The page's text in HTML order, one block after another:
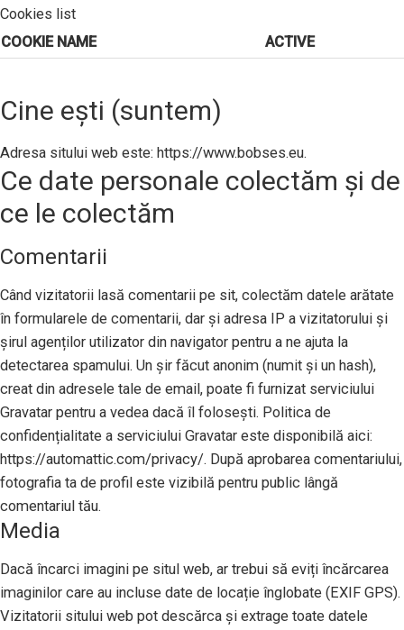
Cookies list
COOKIE NAME
ACTIVE
Cine ești (suntem)
Adresa sitului web este: https://www.bobses.eu.
Ce date personale colectăm și de
ce le colectăm
Comentarii
Când vizitatorii lasă comentarii pe sit, colectăm datele arătate
în formularele de comentarii, dar și adresa IP a vizitatorului și
șirul agenților utilizator din navigator pentru a ne ajuta la
detectarea spamului. Un șir făcut anonim (numit și un hash),
creat din adresele tale de email, poate fi furnizat serviciului
Gravatar pentru a vedea dacă îl folosești. Politica de
confidențialitate a serviciului Gravatar este disponibilă aici:
https://automattic.com/privacy/. După aprobarea comentariului,
fotografia ta de profil este vizibilă pentru public lângă
comentariul tău.
Media
Dacă încarci imagini pe situl web, ar trebui să eviți încărcarea
imaginilor care au incluse date de locație înglobate (EXIF GPS).
Vizitatorii sitului web pot descărca și extrage toate datele